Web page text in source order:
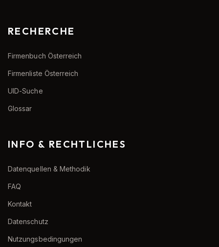
RECHERCHE
Firmenbuch Österreich
Firmenliste Österreich
UID-Suche
Glossar
INFO & RECHTLICHES
Datenquellen & Methodik
FAQ
Kontakt
Datenschutz
Nutzungsbedingungen